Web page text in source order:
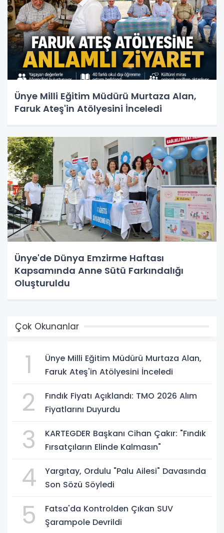
Ünye Milli Eğitim Müdürü Murtaza Alan,
Faruk Ateş'in Atölyesini İnceledi
Ünye'de Dünya Emzirme Haftası
Kapsamında Anne Sütü Farkındalığı
Oluşturuldu
Çok Okunanlar
1
Ünye Milli Eğitim Müdürü Murtaza Alan,
Faruk Ateş'in Atölyesini İnceledi
2
Fındık Fiyatı Açıklandı: TMO 2026 Alım
Fiyatlarını Duyurdu
3
KARTEGDER Başkanı Cihan Çakır: "Fındık
Fırsatçıların Elinde Kalmasın"
4
Yargıtay, Ordulu "Palu Ailesi" Davasında
Son Sözü Söyledi
5
Fatsa'da Kontrolden Çıkan SUV
Şarampole Devrildi